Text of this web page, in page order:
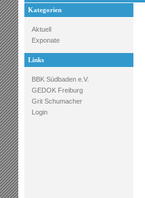
Kategorien
Aktuell
Exponate
Links
BBK Südbaden e.V.
GEDOK Freiburg
Grit Schumacher
Login